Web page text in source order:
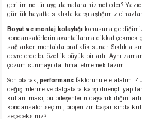
gerilim ne tür uygulamalara hizmet eder?
günlük hayatta sıklıkla karşılaştığımız
Boyut ve montaj kolaylığı konusuna
kondansatörlerin avantajlarına dikkat çekmek
sağlarken montajda pratiklik sunar. Sıklıkla
devrelerde bu özellik büyük bir artı. Aynı
çözüm sunmayı da ihmal etmemek lazım.
Son olarak, performans faktörünü ele alalım.
değişimlerine ve dalgalara karşı dirençli
kullanılması, bu bileşenlerin dayanıklılığını
kondansatör seçimi, projenizin başarısında
seçeceksiniz?